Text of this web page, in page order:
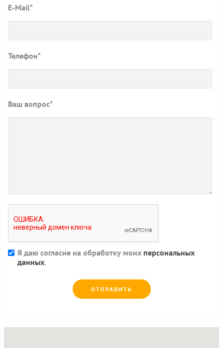
E-Mail*
Телефон*
Ваш вопрос*
Я даю согласие на обработку моих персональных
данных.